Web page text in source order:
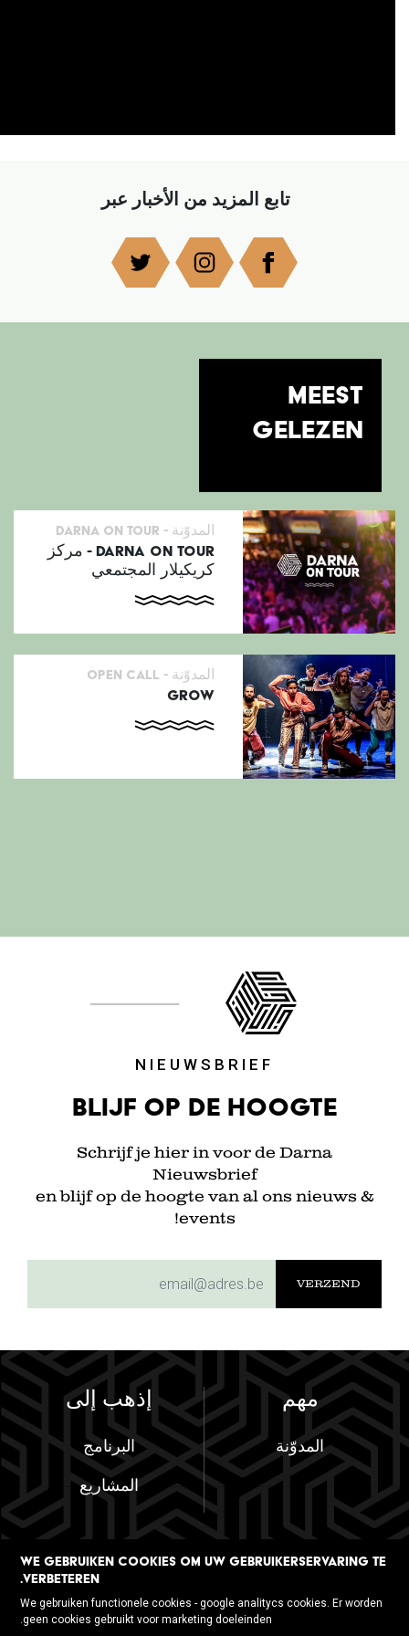
تابع المزيد من الأخبار عبر
MEEST
GELEZEN
المدوّنة - Darna on tour
DARNA ON TOUR - مركز
كريكيلار المجتمعي
المدوّنة - open call
GROW
NIEUWSBRIEF
Blijf op de hoogte
Schrijf je hier in voor de Darna
Nieuwsbrief
en blijf op de hoogte van al ons nieuws &
events!
إذهب إلى
البرنامج
المشاريع
مهم
المدوّنة
تابعنا
WE GEBRUIKEN COOKIES OM UW GEBRUIKERSERVARING TE
VERBETEREN.
We gebruiken functionele cookies - google analitycs cookies. Er worden
geen cookies gebruikt voor marketing doeleinden.